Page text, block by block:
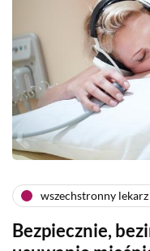
wszechstronny lekarz
Bezpiecznie,